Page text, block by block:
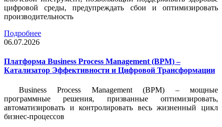
цифровой среды, предупреждать сбои и оптимизировать
производительность
Подробнее
06.07.2026
Платформа Business Process Management (BPM) –
Катализатор Эффективности и Цифровой Трансформации
Business Process Management (BPM) – мощные
программные решения, призванные оптимизировать,
автоматизировать и контролировать весь жизненный цикл
бизнес-процессов